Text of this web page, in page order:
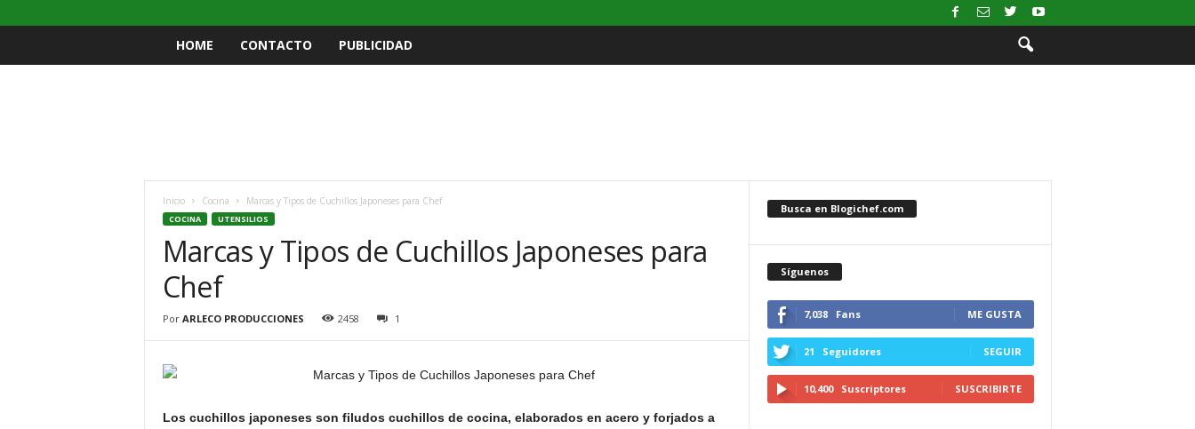
HOME CONTACTO PUBLICIDAD
Inicio Cocina Marcas y Tipos de Cuchillos Japoneses para Chef
COCINA UTENSILIOS
Marcas y Tipos de Cuchillos Japoneses para
Chef
Por ARLECO PRODUCCIONES 2458 1
Los cuchillos japoneses son filudos cuchillos de cocina, elaborados en acero y forjados a
Busca en Blogichef.com
Síguenos
7,038 Fans ME GUSTA
21 Seguidores SEGUIR
10,400 Suscriptores SUSCRIBIRTE